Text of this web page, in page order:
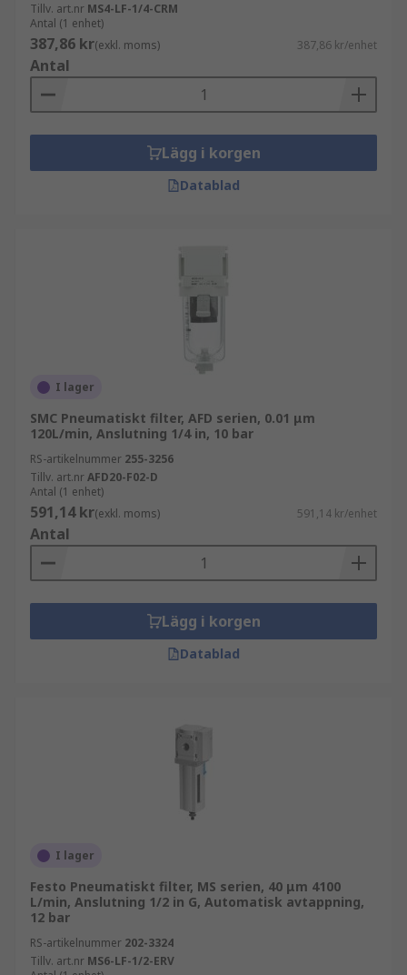
Tillv. art.nr MS4-LF-1/4-CRM
Antal (1 enhet)
387,86 kr(exkl. moms) 387,86 kr/enhet
Antal
Lägg i korgen
Datablad
I lager
SMC Pneumatiskt filter, AFD serien, 0.01 μm
120L/min, Anslutning 1/4 in, 10 bar
RS-artikelnummer 255-3256
Tillv. art.nrAFD20-F02-D
Antal (1 enhet)
591,14 kr(exkl. moms) 591,14 kr/enhet
Antal
Lägg i korgen
Datablad
I lager
Festo Pneumatiskt filter, MS serien, 40 μm 4100
L/min, Anslutning 1/2 in G, Automatisk avtappning,
12 bar
RS-artikelnummer 202-3324
Tillv. art.nr MS6-LF-1/2-ERV